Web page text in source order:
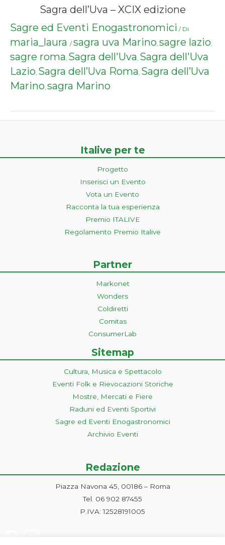
Sagra dell’Uva – XCIX edizione
Sagre ed Eventi Enogastronomici / Di
maria_laura /sagra uva Marino, sagre lazio,
sagre roma, Sagra dell'Uva, Sagra dell'Uva
Lazio, Sagra dell’Uva Roma, Sagra dell’Uva
Marino, sagra Marino
Italive per te
Progetto
Inserisci un Evento
Vota un Evento
Racconta la tua esperienza
Premio ITALIVE
Regolamento Premio Italive
Partner
Markonet
Wonders
Coldiretti
Comitas
ConsumerLab
Sitemap
Cultura, Musica e Spettacolo
Eventi Folk e Rievocazioni Storiche
Mostre, Mercati e Fiere
Raduni ed Eventi Sportivi
Sagre ed Eventi Enogastronomici
Archivio Eventi
Redazione
Piazza Navona 45, 00186 – Roma
Tel. 06 902 87455
P.IVA: 12528191005